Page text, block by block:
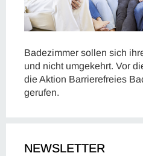
Badezimmer sollen sich
und nicht umgekehrt. Vor
die Aktion Barrierefreies
gerufen.
NEWSLETTER